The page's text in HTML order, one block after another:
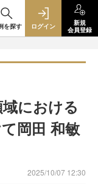
を探す ログイン
新規
会員登録
における
岡田 和敏
2025/10/07 12:30